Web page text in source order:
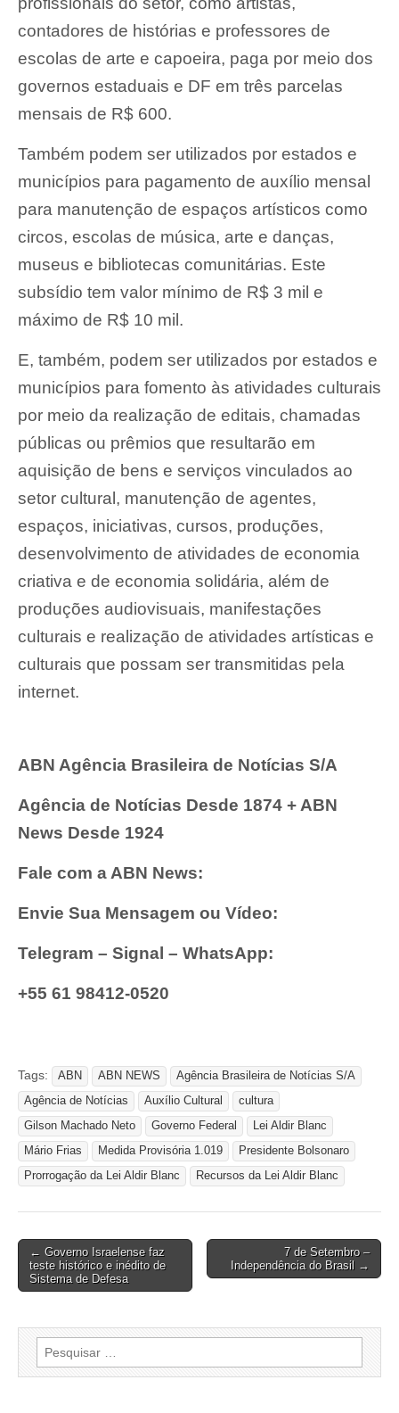
contadores de histórias e professores de
escolas de arte e capoeira, paga por meio dos
governos estaduais e DF em três parcelas
mensais de R$ 600.
Também podem ser utilizados por estados e
municípios para pagamento de auxílio mensal
para manutenção de espaços artísticos como
circos, escolas de música, arte e danças,
museus e bibliotecas comunitárias. Este
subsídio tem valor mínimo de R$ 3 mil e
máximo de R$ 10 mil.
E, também, podem ser utilizados por estados e
municípios para fomento às atividades culturais
por meio da realização de editais, chamadas
públicas ou prêmios que resultarão em
aquisição de bens e serviços vinculados ao
setor cultural, manutenção de agentes,
espaços, iniciativas, cursos, produções,
desenvolvimento de atividades de economia
criativa e de economia solidária, além de
produções audiovisuais, manifestações
culturais e realização de atividades artísticas e
culturais que possam ser transmitidas pela
internet.
ABN Agência Brasileira de Notícias S/A
Agência de Notícias Desde 1874 + ABN
News Desde 1924
Fale com a ABN News:
Envie Sua Mensagem ou Vídeo:
Telegram – Signal – WhatsApp:
+55 61 98412-0520
Tags: ABN ABN NEWS
Agência Brasileira de Notícias S/A
Agência de Notícias
Auxílio Cultural
cultura
Gilson Machado Neto
Governo Federal
Lei Aldir Blanc
Mário Frias
Medida Provisória 1.019
Presidente Bolsonaro
Prorrogação da Lei Aldir Blanc
Recursos da Lei Aldir Blanc
Post
navigation
← Governo Israelense faz
teste histórico e inédito de
Sistema de Defesa
7 de Setembro –
Independência do Brasil →
Pesquisar
por: